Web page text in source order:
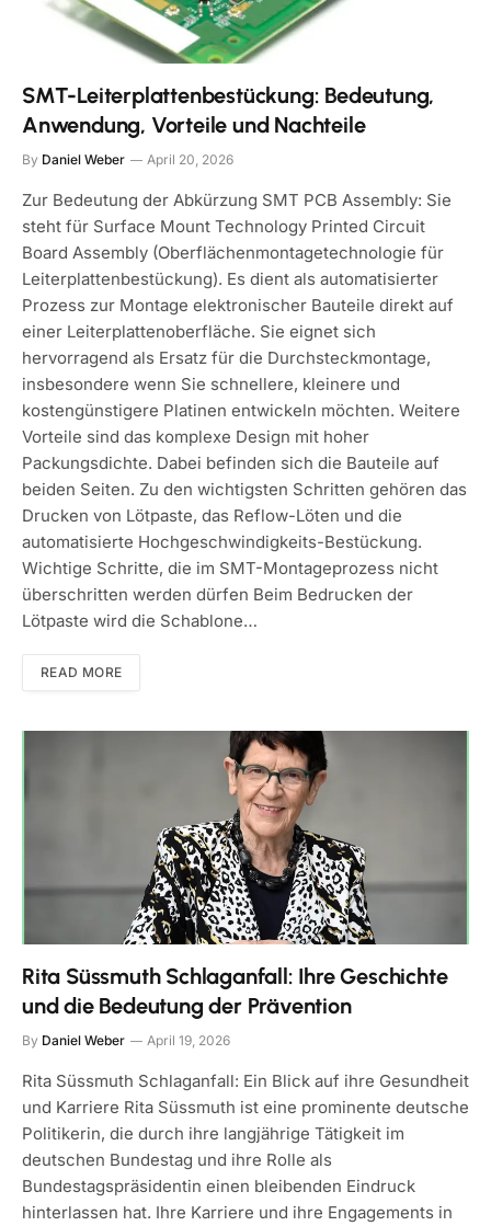
SMT-Leiterplattenbestückung: Bedeutung,
Anwendung, Vorteile und Nachteile
By Daniel Weber April 20, 2026
Zur Bedeutung der Abkürzung SMT PCB Assembly: Sie
steht für Surface Mount Technology Printed Circuit
Board Assembly (Oberflächenmontagetechnologie für
Leiterplattenbestückung). Es dient als automatisierter
Prozess zur Montage elektronischer Bauteile direkt auf
einer Leiterplattenoberfläche. Sie eignet sich
hervorragend als Ersatz für die Durchsteckmontage,
insbesondere wenn Sie schnellere, kleinere und
kostengünstigere Platinen entwickeln möchten. Weitere
Vorteile sind das komplexe Design mit hoher
Packungsdichte. Dabei befinden sich die Bauteile auf
beiden Seiten. Zu den wichtigsten Schritten gehören das
Drucken von Lötpaste, das Reflow-Löten und die
automatisierte Hochgeschwindigkeits-Bestückung.
Wichtige Schritte, die im SMT-Montageprozess nicht
überschritten werden dürfen Beim Bedrucken der
Lötpaste wird die Schablone…
READ MORE
Rita Süssmuth Schlaganfall: Ihre Geschichte
und die Bedeutung der Prävention
By Daniel Weber April 19, 2026
Rita Süssmuth Schlaganfall: Ein Blick auf ihre Gesundheit
und Karriere Rita Süssmuth ist eine prominente deutsche
Politikerin, die durch ihre langjährige Tätigkeit im
deutschen Bundestag und ihre Rolle als
Bundestagspräsidentin einen bleibenden Eindruck
hinterlassen hat. Ihre Karriere und ihre Engagements in